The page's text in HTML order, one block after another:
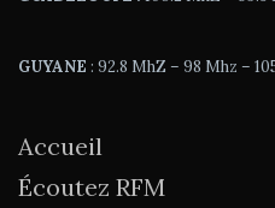
GUYANE : 92.8 MhZ – 98 Mhz –
Accueil
Écoutez RFM